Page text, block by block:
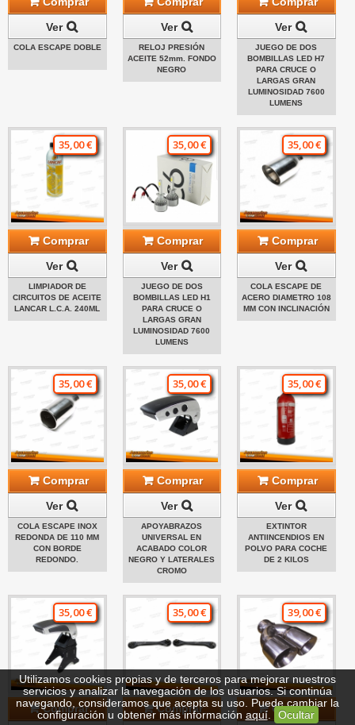
Ver
COLA ESCAPE DOBLE
Ver
RELOJ PRESIÓN
ACEITE 52mm. FONDO
NEGRO
Ver
JUEGO DE DOS
BOMBILLAS LED H7
PARA CRUCE O
LARGAS GRAN
LUMINOSIDAD 7600
LUMENS
35,00 €
Comprar
Ver
LIMPIADOR DE
CIRCUITOS DE ACEITE
LANCAR L.C.A. 240ML
35,00 €
Comprar
Ver
JUEGO DE DOS
BOMBILLAS LED H1
PARA CRUCE O
LARGAS GRAN
LUMINOSIDAD 7600
LUMENS
35,00 €
Comprar
Ver
COLA ESCAPE DE
ACERO DIAMETRO 108
MM CON INCLINACIÓN
35,00 €
Comprar
Ver
COLA ESCAPE INOX
REDONDA DE 110 MM
CON BORDE
REDONDO.
35,00 €
Comprar
Ver
APOYABRAZOS
UNIVERSAL EN
ACABADO COLOR
NEGRO Y LATERALES
CROMO
35,00 €
Comprar
Ver
EXTINTOR
ANTIINCENDIOS EN
POLVO PARA COCHE
DE 2 KILOS
35,00 €
Comprar
35,00 €
Comprar
39,00 €
Comprar
Utilizamos cookies propias y de terceros para mejorar nuestros
servicios y analizar la navegación de los usuarios. Si continúa
navegando, consideramos que acepta su uso. Puede cambiar la
configuración u obtener más información aquí. Ocultar